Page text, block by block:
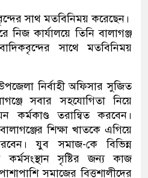
সাথ মতবিনিময় করেছেন।
কার্যালয়ে তিনি বালাগঞ্জ
সাথে মতবিনিময়
নির্বাহী অফিসার সুজিত
সবার সহযোগিতা নিয়ে
কর্মকাণ্ড তরান্বিত করবেন।
শিক্ষা খাতকে এগিয়ে
যুব সমাজ-কে বিভিন্ন
সৃষ্টির জন্য কাজ
সমাজের বিত্তশালীদের